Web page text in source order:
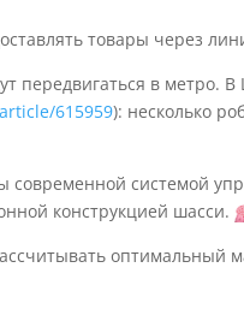
товары через
передвигаться в метро.
615959): несколько
системой
конструкцией шасси.
оптимальный